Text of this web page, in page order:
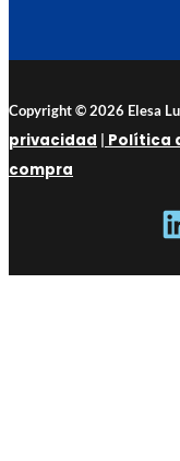
Copyright © 2026 Elesa
privacidad | Política
compra